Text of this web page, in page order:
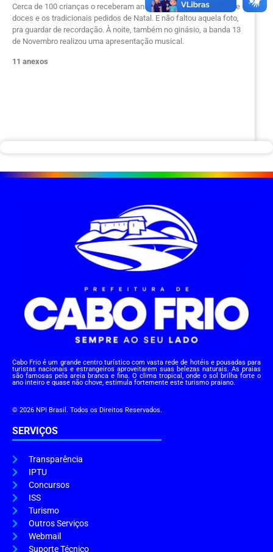
Cerca de 100 crianças o receberam ansiosos. Teve distribuição de
doces e os tradicionais pedidos de Natal. E não faltou aquela foto,
pra guardar de recordação. À noite, também no ginásio, a banda 13
de Novembro realizou uma apresentação musical.
11 anexos
Cabo Frio é um grande centro turístico com vasta rede de hotéis e pousadas para
turistas nacionais e estrangeiros aproveitarem suas belezas naturais. As praias
são famosas pela areia branca e fina. O clima tropical, onde o sol brilha forte o
ano inteiro e quase não chove, estimula fortemente este turismo praiano.
© 2026 NPI Brasil. Todos os Direitos Reservados.
SERVIÇOS
Transparência
IPTU
Concursos
ISS
Turismo
Outros Serviços
Webmail
Suporte Técnico